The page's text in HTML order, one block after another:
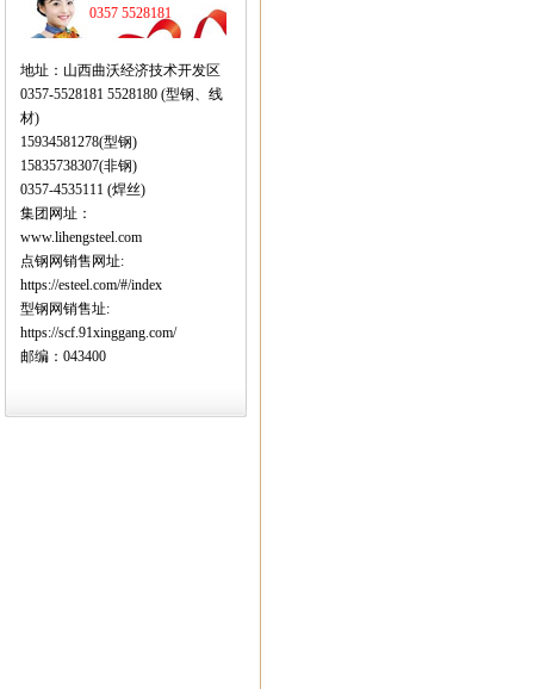
0357 5528181
地址：山西曲沃经济技术开发区
0357-5528181 5528180 (型钢、线
材)
15934581278(型钢)
15835738307(非钢)
0357-4535111 (焊丝)
集团网址：
www.lihengsteel.com
点钢网销售网址:
https://esteel.com/#/index
型钢网销售址:
https://scf.91xinggang.com/
邮编：043400